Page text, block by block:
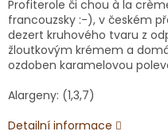
Profiterole či chou à la
francouzsky :-), v českém
dezert kruhového tvaru z
žloutkovým krémem a
ozdoben karamelovou
Alargeny: (1,3,7)
Detailní informace